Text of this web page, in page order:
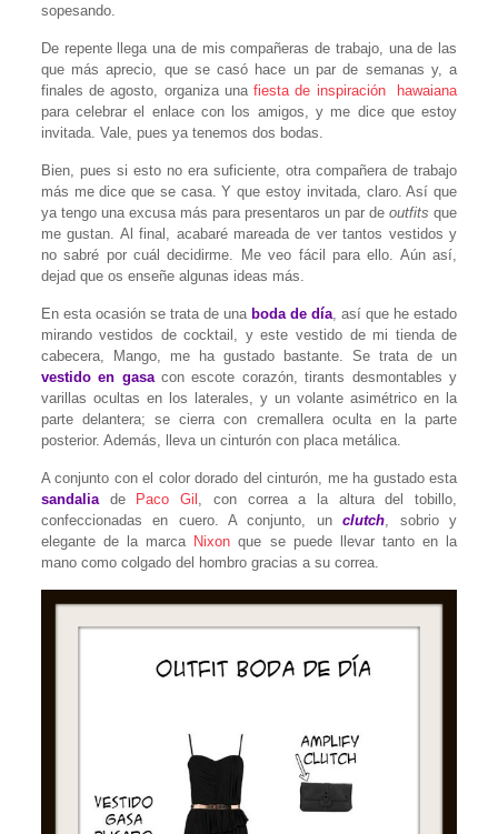
sopesando.
De repente llega una de mis compañeras de trabajo, una de las
que más aprecio, que se casó hace un par de semanas y, a
finales de agosto, organiza unafiesta de inspiración hawaiana
para celebrar el enlace con los amigos, y me dice que estoy
invitada. Vale, pues ya tenemos dos bodas.
Bien, pues si esto no era suficiente, otra compañera de trabajo
más me dice que se casa. Y que estoy invitada, claro. Así que
ya tengo una excusa más para presentaros un par deoutfits que
me gustan. Al final, acabaré mareada de ver tantos vestidos y
no sabré por cuál decidirme. Me veo fácil para ello. Aún así,
dejad que os enseñe algunas ideas más.
En esta ocasión se trata de una boda de día, así que he estado
mirando vestidos de cocktail, y este vestido de mi tienda de
cabecera, Mango, me ha gustado bastante. Se trata de un
vestido en gasacon escote corazón, tirants desmontables y
varillas ocultas en los laterales, y un volante asimétrico en la
parte delantera; se cierra con cremallera oculta en la parte
posterior. Además, lleva un cinturón con placa metálica.
A conjunto con el color dorado del cinturón, me ha gustado esta
sandaliade Paco Gil , con correa a la altura del tobillo,
confeccionadas en cuero. A conjunto, unclutch, sobrio y
elegante de la marca Nixon que se puede llevar tanto en la
mano como colgado del hombro gracias a su correa.